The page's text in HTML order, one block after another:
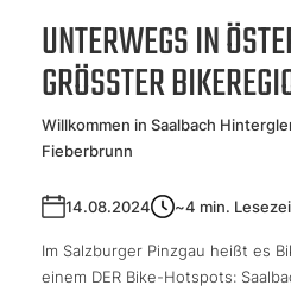
UNTERWEGS IN
GRÖSSTER
Willkommen in Saalbach
Fieberbrunn
14.08.2024 ~4 min.
Im Salzburger Pinzgau heißt es
einem DER Bike-Hotspots: